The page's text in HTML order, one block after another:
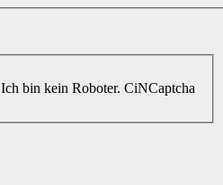
Ich bin kein Roboter. CiNCaptcha